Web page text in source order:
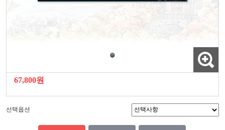
67,800원
선택옵션